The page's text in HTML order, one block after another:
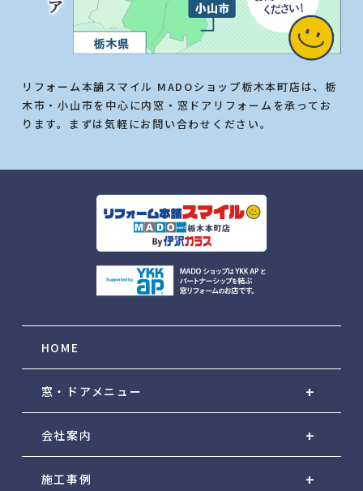
リフォーム本舗スマイル MADOショップ栃木本町店は、栃
木市・小山市を中心に内窓・窓ドアリフォームを承ってお
ります。まずは気軽にお問い合わせください。
HOME
窓・ドアメニュー
会社案内
施工事例